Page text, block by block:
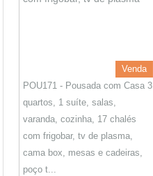
Venda
POU171 - Pousada com Casa 3
quartos, 1 suíte, salas,
varanda, cozinha, 17 chalés
com frigobar, tv de plasma,
cama box, mesas e cadeiras,
poço t...